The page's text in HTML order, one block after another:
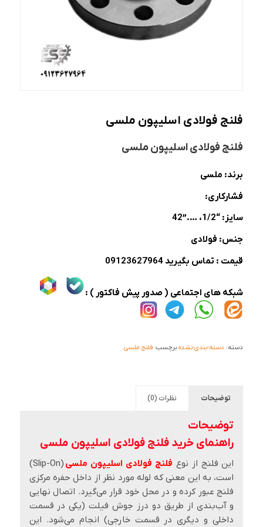
فلنج فولادی اسلیپون ملسی
فلنج فولادی اسلیپون ملسی
برند: ملسی
فشارکاری:
سایز: “1/2، ….”42
جنس: فولادی
قیمت : تماس بگیرید 09123627964
شبکه های اجتماعی ( صدور پیش فاکتور ) :
دسته: دسته-بندی-نشده برچسب: فلنج ملسی
توضیحات نظرات (0)
توضیحات
راهنمای خرید فلنج فولادی اسلیپون ملسی
این فلنج از نوع فلنج فولادی اسلیپون ملسی
(Slip-On)
است، به این معنی که لوله مورد نظر از داخل حفره مرکزی
فلنج عبور کرده و در محل خود قرار می‌گیرد. اتصال نهایی
و آب‌بندی از طریق دو درز جوش فیلت (یکی در قسمت
داخلی و دیگری در قسمت خارجی) انجام می‌شود. این